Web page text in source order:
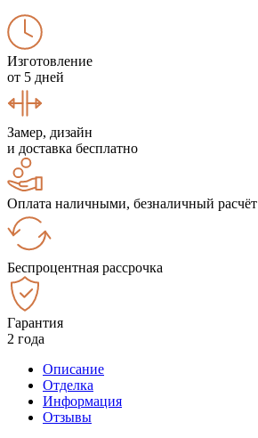
Изготовление
от 5 дней
Замер, дизайн
и доставка бесплатно
Оплата наличными, безналичный расчёт
Беспроцентная рассрочка
Гарантия
2 года
Описание
Отделка
Информация
Отзывы